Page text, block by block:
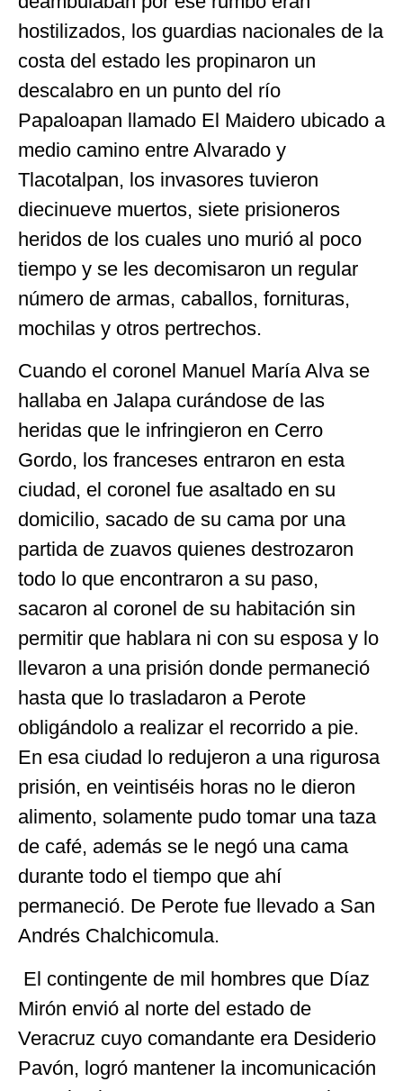
hostilizados, los guardias nacionales de la
costa del estado les propinaron un
descalabro en un punto del río
Papaloapan llamado El Maidero ubicado a
medio camino entre Alvarado y
Tlacotalpan, los invasores tuvieron
diecinueve muertos, siete prisioneros
heridos de los cuales uno murió al poco
tiempo y se les decomisaron un regular
número de armas, caballos, fornituras,
mochilas y otros pertrechos.
Cuando el coronel Manuel María Alva se
hallaba en Jalapa curándose de las
heridas que le infringieron en Cerro
Gordo, los franceses entraron en esta
ciudad, el coronel fue asaltado en su
domicilio, sacado de su cama por una
partida de zuavos quienes destrozaron
todo lo que encontraron a su paso,
sacaron al coronel de su habitación sin
permitir que hablara ni con su esposa y lo
llevaron a una prisión donde permaneció
hasta que lo trasladaron a Perote
obligándolo a realizar el recorrido a pie.
En esa ciudad lo redujeron a una rigurosa
prisión, en veintiséis horas no le dieron
alimento, solamente pudo tomar una taza
de café, además se le negó una cama
durante todo el tiempo que ahí
permaneció. De Perote fue llevado a San
Andrés Chalchicomula.
El contingente de mil hombres que Díaz
Mirón envió al norte del estado de
Veracruz cuyo comandante era Desiderio
Pavón, logró mantener la incomunicación